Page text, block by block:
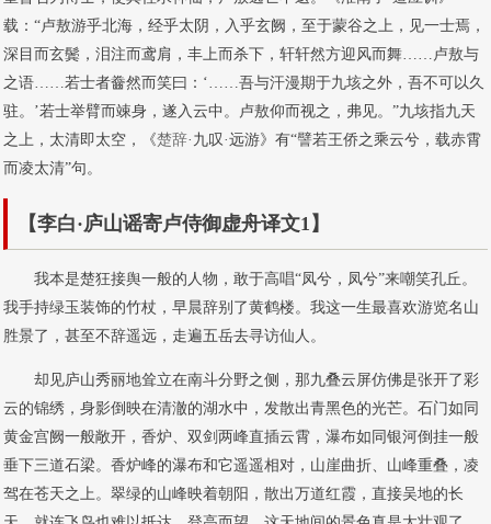
载：“卢敖游乎北海，经乎太阴，入乎玄阙，至于蒙谷之上，见一士焉，
深目而玄鬓，泪注而鸢肩，丰上而杀下，轩轩然方迎风而舞……卢敖与
之语……若士者齤然而笑曰：‘……吾与汗漫期于九垓之外，吾不可以久
驻。’若士举臂而竦身，遂入云中。卢敖仰而视之，弗见。”九垓指九天
之上，太清即太空，《楚辞·九叹·远游》有“譬若王侨之乘云兮，载赤霄
而凌太清”句。
【李白·庐山谣寄卢侍御虚舟译文1】
我本是楚狂接舆一般的人物，敢于高唱“凤兮，凤兮”来嘲笑孔丘。
我手持绿玉装饰的竹杖，早晨辞别了黄鹤楼。我这一生最喜欢游览名山
胜景了，甚至不辞遥远，走遍五岳去寻访仙人。
却见庐山秀丽地耸立在南斗分野之侧，那九叠云屏仿佛是张开了彩
云的锦绣，身影倒映在清澈的湖水中，发散出青黑色的光芒。石门如同
黄金宫阙一般敞开，香炉、双剑两峰直插云霄，瀑布如同银河倒挂一般
垂下三道石梁。香炉峰的瀑布和它遥遥相对，山崖曲折、山峰重叠，凌
驾在苍天之上。翠绿的山峰映着朝阳，散出万道红霞，直接吴地的长